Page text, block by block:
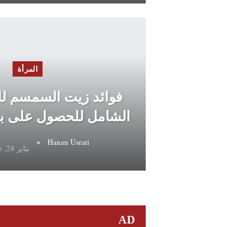
المرأة
فوائد زيت السمسم
الشامل للحصول
Hanan Usrati
يناير 28, 2026
AD